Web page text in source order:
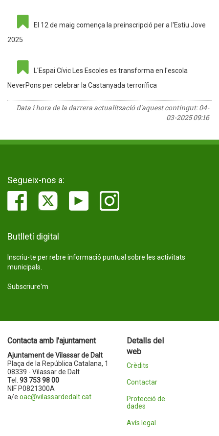
El 12 de maig comença la preinscripció per a l'Estiu Jove
2025
L'Espai Cívic Les Escoles es transforma en l'escola
NeverPons per celebrar la Castanyada terrorífica
Data i hora de la darrera actualització d'aquest contingut:04-
03-2025 09:16
Segueix-nos a:
Butlletí digital
Inscriu-te per rebre informació puntual sobre les activitats
municipals.
Subscriure'm
Contacta amb l'ajuntament
Ajuntament de Vilassar de Dalt
Plaça de la República Catalana, 1
08339 - Vilassar de Dalt
Tel. 93 753 98 00
NIF P0821300A
a/e oac@vilassardedalt.cat
Detalls del
web
Crèdits
Contactar
Protecció de
dades
Avís legal